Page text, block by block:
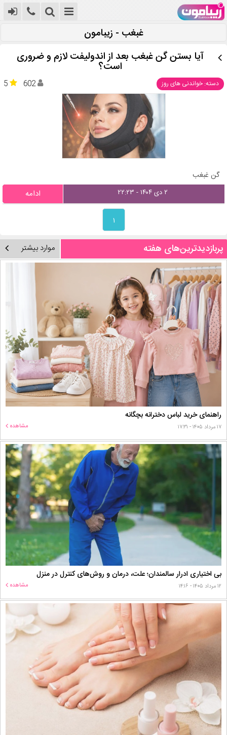
غبغب - زیبامون
آیا بستن گن غبغب بعد از اندولیفت لازم و ضروری
است؟
دسته: خواندنی های روز 5 602
گن غبغب
۲ دی ۱۴۰۴ - ۲۲:۲۳ ادامه
۱
پربازدیدترین‌های هفته موارد بیشتر
راهنمای خرید لباس دخترانه بچگانه
۱۷ مرداد ۱۴۰۵ - ۱۷:۳۱ مشاهده
بی اختیاری ادرار سالمندان؛ علت، درمان و روش‌های کنترل در منزل
۱۲ مرداد ۱۴۰۵ - ۱۴:۱۶ مشاهده